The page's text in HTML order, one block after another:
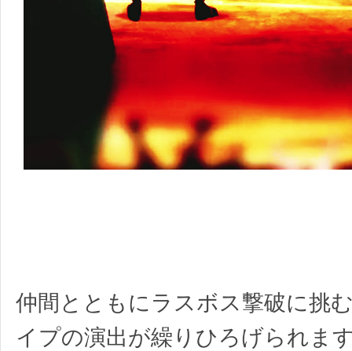
仲間とともにラスボス撃破に挑
イプの演出が繰りひろげられま